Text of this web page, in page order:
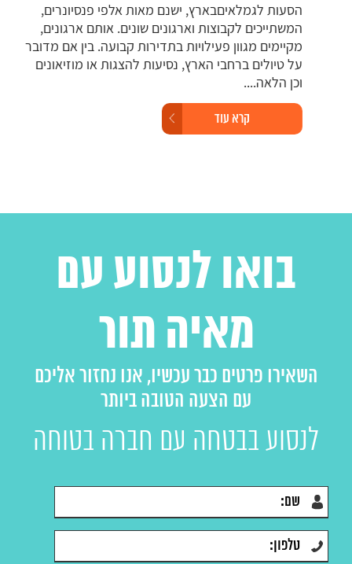
הסעות לגמלאיםבארץ, ישנם מאות אלפי פנסיונרים,
המשתייכים לקבוצות וארגונים שונים. אותם ארגונים,
מקיימים מגוון פעילויות בתדירות קבועה. בין אם מדובר
על טיולים ברחבי הארץ, נסיעות להצגות או מוזיאונים
וכן הלאה....
קרא עוד
בואו לנסוע עם
מאיה תור
השאירו פרטים כבר עכשיו, אנו נחזור אליכם
עם הצעה הטובה ביותר
לנסוע בבטחה עם חברה בטוחה